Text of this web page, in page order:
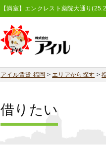
【満室】エンクレスト薬院大通り
アイル賃貸-福岡 >エリアから探す >
借りたい